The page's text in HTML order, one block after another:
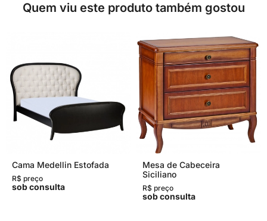
Quem viu este produto também gostou
Cama Medellin Estofada
R$ preço
sob consulta
Mesa de Cabeceira
Siciliano
R$ preço
sob consulta